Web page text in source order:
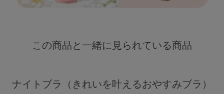
この商品と一緒に見られている商品
ナイトブラ（きれいを叶えるおやすみブラ）